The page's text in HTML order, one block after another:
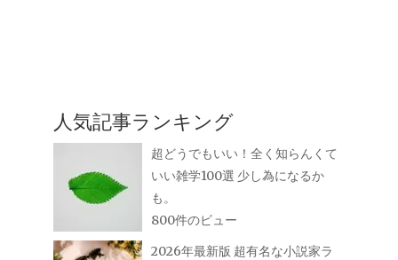
人気記事ランキング
超どうでもいい！全く知らんくて
いい雑学100選 少し為になるか
も。
800件のビュー
2026年最新版 超有名な小説家ラ